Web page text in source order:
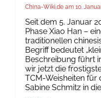
China-Wiki.de 10.
Seit dem 5. Januar
Phase Xiao Han –
traditionellen
Begriff bedeutet
Beschreibung führt
wir jetzt die
TCM-Weisheiten für
Sabine Schmitz in